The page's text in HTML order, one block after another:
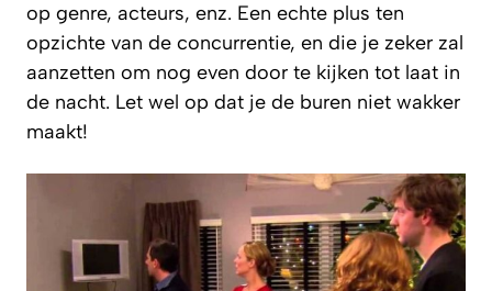
op genre, acteurs, enz. Een echte plus ten
opzichte van de concurrentie, en die je zeker zal
aanzetten om nog even door te kijken tot laat in
de nacht. Let wel op dat je de buren niet wakker
maakt!